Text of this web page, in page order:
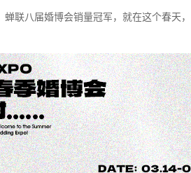
联八届婚博会销量冠军，就在这个春天